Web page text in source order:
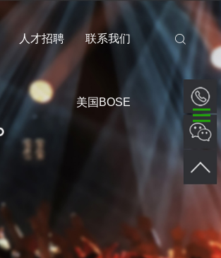
人才招聘 联系我们
美国BOSE